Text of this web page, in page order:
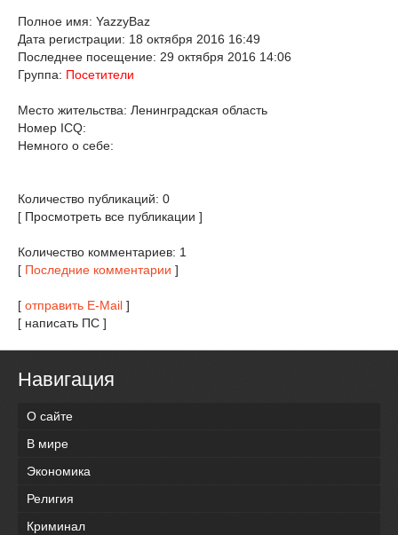
Полное имя: YazzyBaz
Дата регистрации: 18 октября 2016 16:49
Последнее посещение: 29 октября 2016 14:06
Группа: Посетители
Место жительства: Ленинградская область
Номер ICQ:
Немного о себе:
Количество публикаций: 0
[ Просмотреть все публикации ]
Количество комментариев: 1
[ Последние комментарии ]
[ отправить E-Mail ]
[ написать ПС ]
Навигация
О сайте
В мире
Экономика
Религия
Криминал